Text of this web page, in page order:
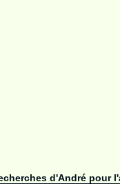
d'André pour